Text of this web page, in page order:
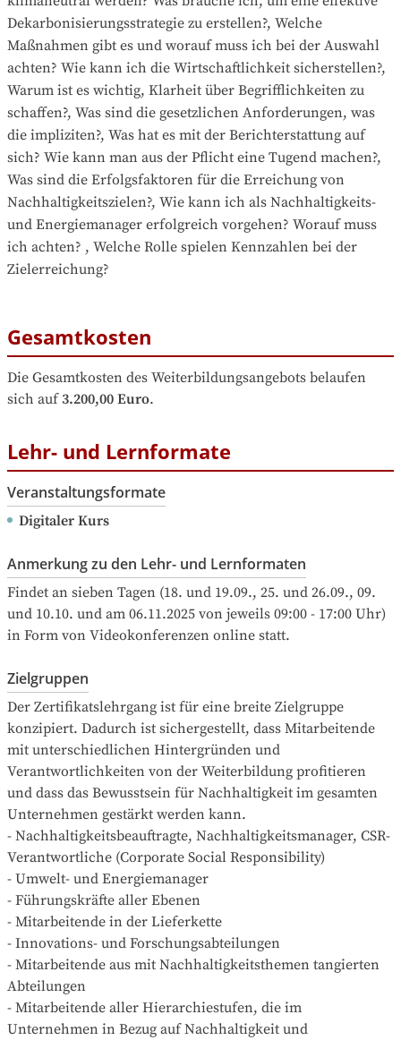
Dekarbonisierungsstrategie zu erstellen?, Welche
Maßnahmen gibt es und worauf muss ich bei der Auswahl
achten? Wie kann ich die Wirtschaftlichkeit sicherstellen?,
Warum ist es wichtig, Klarheit über Begrifflichkeiten zu
schaffen?, Was sind die gesetzlichen Anforderungen, was
die impliziten?, Was hat es mit der Berichterstattung auf
sich? Wie kann man aus der Pflicht eine Tugend machen?,
Was sind die Erfolgsfaktoren für die Erreichung von
Nachhaltigkeitszielen?, Wie kann ich als Nachhaltigkeits-
und Energiemanager erfolgreich vorgehen? Worauf muss
ich achten? , Welche Rolle spielen Kennzahlen bei der
Zielerreichung?
Gesamtkosten
Die Gesamtkosten des Weiterbildungsangebots belaufen
sich auf 3.200,00 Euro.
Lehr- und Lernformate
Veranstaltungsformate
Digitaler Kurs
Anmerkung zu den Lehr- und Lernformaten
Findet an sieben Tagen (18. und 19.09., 25. und 26.09., 09.
und 10.10. und am 06.11.2025 von jeweils 09:00 - 17:00 Uhr)
in Form von Videokonferenzen online statt.
Zielgruppen
Der Zertifikatslehrgang ist für eine breite Zielgruppe
konzipiert. Dadurch ist sichergestellt, dass Mitarbeitende
mit unterschiedlichen Hintergründen und
Verantwortlichkeiten von der Weiterbildung profitieren
und dass das Bewusstsein für Nachhaltigkeit im gesamten
Unternehmen gestärkt werden kann.
- Nachhaltigkeitsbeauftragte, Nachhaltigkeitsmanager, CSR-
Verantwortliche (Corporate Social Responsibility)
- Umwelt- und Energiemanager
- Führungskräfte aller Ebenen
- Mitarbeitende in der Lieferkette
- Innovations- und Forschungsabteilungen
- Mitarbeitende aus mit Nachhaltigkeitsthemen tangierten
Abteilungen
- Mitarbeitende aller Hierarchiestufen, die im
Unternehmen in Bezug auf Nachhaltigkeit und